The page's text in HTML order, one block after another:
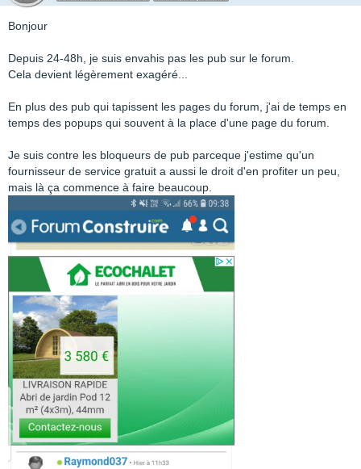
Bonjour
Depuis 24-48h, je suis envahis pas les pub sur le forum.
Cela devient légèrement exagéré...
En plus des pub qui tapissent les pages du forum, j'ai de temps en
temps des popups qui souvent à la place d'une page du forum.
Je suis contre les bloqueurs de pub parceque j'estime qu'un
fournisseur de service gratuit a aussi le droit d'en profiter un peu,
mais là ça commence à faire beaucoup.